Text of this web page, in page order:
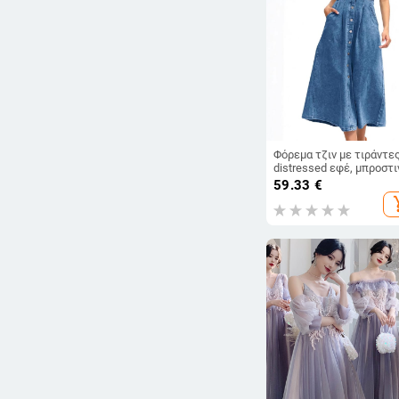
Φόρεμα τζιν με
distressed εφέ,
κούμπωμα με κουμπιά,
μεσαίο μήκος, στυλ
hipster
59.33 €